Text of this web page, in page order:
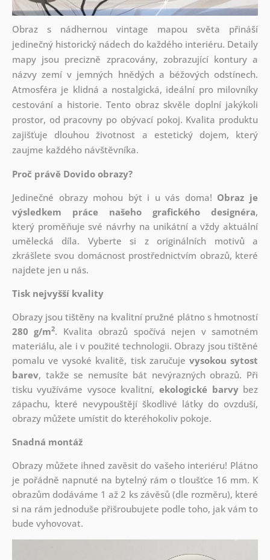
Obraz s nádhernou vintage mapou světa přináší
jedinečný historický nádech do každého interiéru. Detaily
mapy jsou precizně zpracovány, zobrazující kontury a
názvy zemí v jemných hnědých a béžových odstínech.
Atmosféra je klidná a nostalgická, ideální pro milovníky
cestování a historie. Tento obraz skvěle doplní jakýkoli
prostor, od pracovny po obývací pokoj. Kvalita produktu
zajišťuje dlouhou životnost a estetický dojem, který
zaujme každého návštěvníka.
Proč právě Dovido obrazy?
Jedinečné obrazy mohou být i u vás doma! Obraz je
výsledkem práce našeho grafického designéra,
který proměňuje své návrhy na unikátní a vždy aktuální
umělecká díla. Vyberte si z originálních motivů a
zkrášlete svou domácnost prostřednictvím obrazů, které
najdete jen u nás.
Tisk nejvyšší kvality
Obrazy jsou tištěny na kvalitní pružné plátno s hmotností
280 g/m2. Kvalita obrazů spočívá nejen v samotném
materiálu, ale i v použité technologii. Obrazy jsou tištěné
pomalu ve vysoké kvalitě, tisk zaručuje vysokou sytost
barev, takže se nemusíte bát nevýrazných obrazů. Při
tisku využíváme vysoce kvalitní,ekologické barvybez
zápachu, které nevypouštějí škodlivé látky do ovzduší,
obrazy můžete umístit do kteréhokoliv pokoje.
Snadná montáž
Obrazy můžete ihned zavěsit do vašeho interiéru! Plátno
je pořádně napnuté na bytelný rám o tloušťce 16 mm. K
obrazům dodáváme 1 až 2 ks závěsů (dle rozměru), které
si na rám jednoduše přišroubujete podle toho, jak vám to
bude vyhovovat.